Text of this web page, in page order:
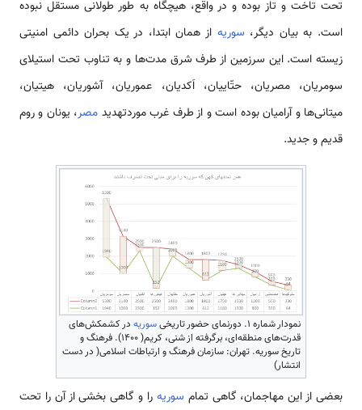
تحت تاخت و تاز بوده و در واقع، هیچ­گاه به طور طولانی مستقل نبوده
است. به بیان دیگر، سوریه از همان ابتدا، در یک بحران دائمی امنیتی
زیسته است. این سرزمین از طرف شرق مدت‌ها و به تناوب تحت استیلای
سومریان، مصریان، حتّاییان، اَکدیان، عموریان، آشوریان، هیتیان،
میتانی‌ها و آرامیان بوده است و از طرف غرب موردتهدید مصر، یونان و روم
قدیم و جدید.
نمودار شماره 1. دورنمای حضور تاریخی سوریه در کشمکش‌های
قدرت‌های منطقه‌ای، برگرفته از شنی، کریم( 1400). فرهنگ و
تاریخ سوریه. تهران: سازمان فرهنگ و ارتباطات اسلامی( در دست
انتشار)
بعضی از این مهاجمان، گاهی تمام سوریه را و گاهی بخشی از آن را تحت